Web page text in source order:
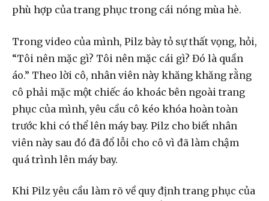
phù hợp của trang phục trong cái nóng mùa hè.
Trong video của mình, Pilz bày tỏ sự thất vọng, hỏi,
“Tôi nên mặc gì? Tôi nên mặc cái gì? Đó là quần
áo.” Theo lời cô, nhân viên này khăng khăng rằng
cô phải mặc một chiếc áo khoác bên ngoài trang
phục của mình, yêu cầu cô kéo khóa hoàn toàn
trước khi có thể lên máy bay. Pilz cho biết nhân
viên này sau đó đã đổ lỗi cho cô vì đã làm chậm
quá trình lên máy bay.
Khi Pilz yêu cầu làm rõ về quy định trang phục của